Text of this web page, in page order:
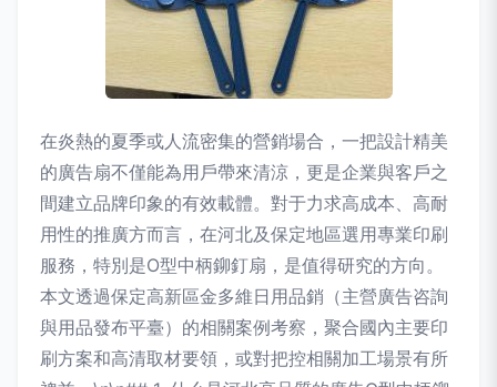
在炎熱的夏季或人流密集的營銷場合，一把設計精美
的廣告扇不僅能為用戶帶來清涼，更是企業與客戶之
間建立品牌印象的有效載體。對于力求高成本、高耐
用性的推廣方而言，在河北及保定地區選用專業印刷
服務，特別是O型中柄鉚釘扇，是值得研究的方向。
本文透過保定高新區金多維日用品銷（主營廣告咨詢
與用品發布平臺）的相關案例考察，聚合國內主要印
刷方案和高清取材要領，或對把控相關加工場景有所